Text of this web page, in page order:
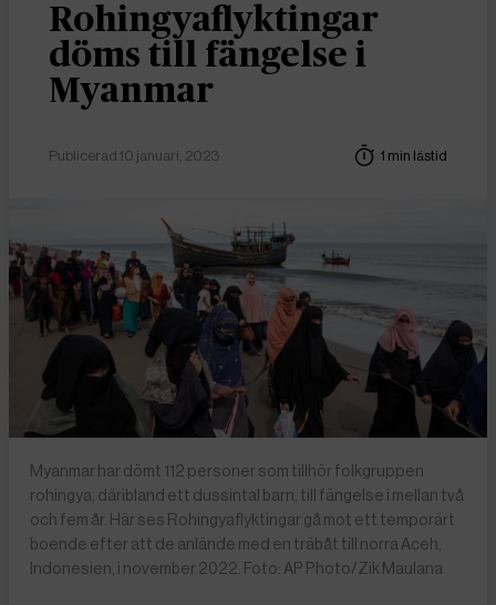
Rohingyaflyktingar
döms till fängelse i
Myanmar
Publicerad 10 januari, 2023 1 min lästid
Myanmar har dömt 112 personer som tillhör folkgruppen
rohingya, däribland ett dussintal barn, till fängelse i mellan två
och fem år. Här ses Rohingyaflyktingar gå mot ett temporärt
boende efter att de anlände med en träbåt till norra Aceh,
Indonesien, i november 2022. Foto: AP Photo/Zik Maulana